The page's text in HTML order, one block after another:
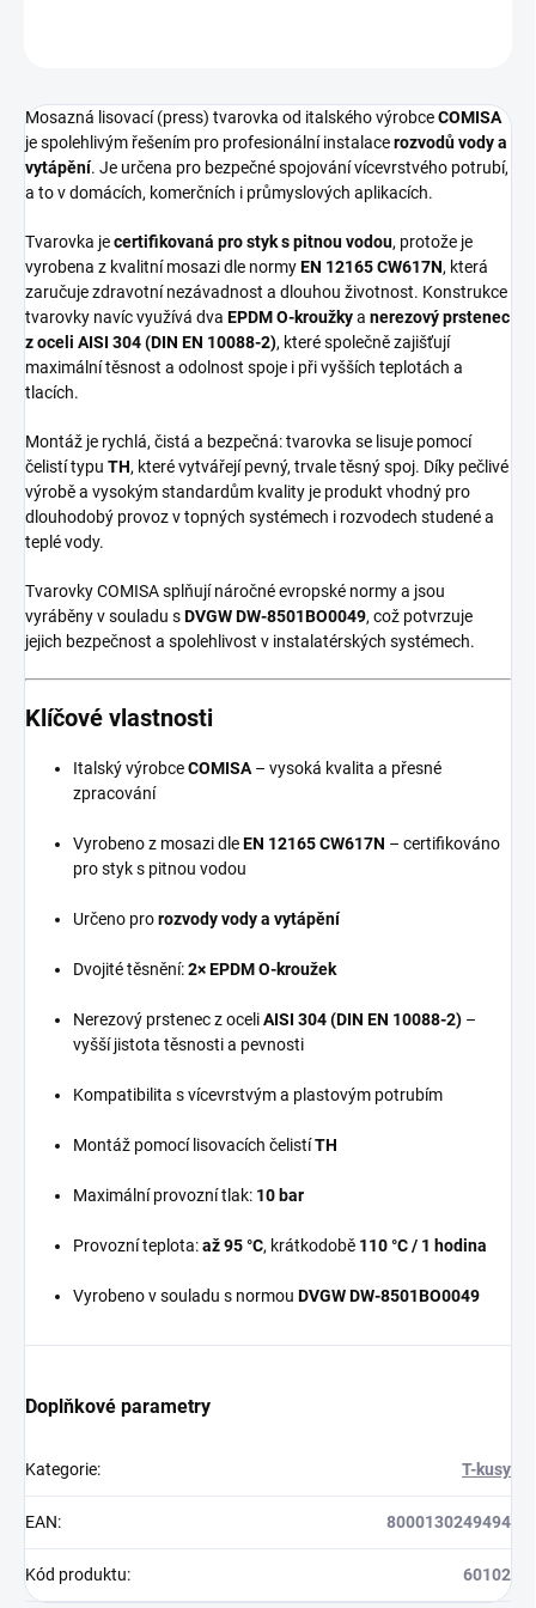
Mosazná lisovací (press) tvarovka od italského výrobceCOMISA
je spolehlivým řešením pro profesionální instalacerozvodů vody a
vytápění. Je určena pro bezpečné spojování vícevrstvého potrubí,
a to v domácích, komerčních i průmyslových aplikacích.
Tvarovka jecertifikovaná pro styk s pitnou vodou, protože je
vyrobena z kvalitní mosazi dle normyEN 12165 CW617N, která
zaručuje zdravotní nezávadnost a dlouhou životnost. Konstrukce
tvarovky navíc využívá dva EPDM O-kroužkya nerezový prstenec
z oceli AISI 304 (DIN EN 10088-2), které společně zajišťují
maximální těsnost a odolnost spoje i při vyšších teplotách a
tlacích.
Montáž je rychlá, čistá a bezpečná: tvarovka se lisuje pomocí
čelistí typu TH, které vytvářejí pevný, trvale těsný spoj. Díky pečlivé
výrobě a vysokým standardům kvality je produkt vhodný pro
dlouhodobý provoz v topných systémech i rozvodech studené a
teplé vody.
Tvarovky COMISA splňují náročné evropské normy a jsou
vyráběny v souladu sDVGW DW-8501BO0049, což potvrzuje
jejich bezpečnost a spolehlivost v instalatérských systémech.
Klíčové vlastnosti
Italský výrobceCOMISA– vysoká kvalita a přesné
zpracování
Vyrobeno z mosazi dleEN 12165 CW617N – certifikováno
pro styk s pitnou vodou
Určeno prorozvody vody a vytápění
Dvojité těsnění:2× EPDM O-kroužek
Nerezový prstenec z oceliAISI 304 (DIN EN 10088-2) –
vyšší jistota těsnosti a pevnosti
Kompatibilita s vícevrstvým a plastovým potrubím
Montáž pomocí lisovacích čelistíTH
Maximální provozní tlak: 10 bar
Provozní teplota:až 95 °C, krátkodobě 110 °C / 1 hodina
Vyrobeno v souladu s normou DVGW DW-8501BO0049
Doplňkové parametry
Kategorie: T-kusy
EAN: 8000130249494
Kód produktu: 60102